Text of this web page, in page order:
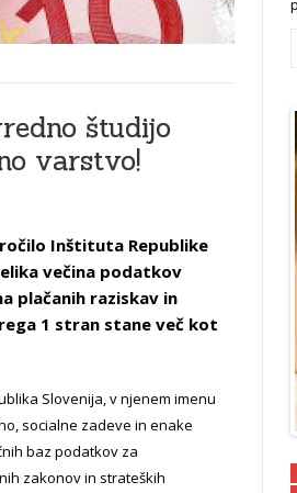
študijo
varstvo!
Inštituta Republike
večina podatkov
plačanih raziskav in
1 stran stane več kot
Slovenija, v njenem imenu
socialne zadeve in enake
baz podatkov za
zakonov in strateških